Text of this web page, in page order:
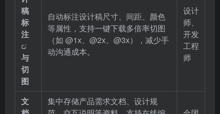
稿
标
注
与
切
图
自动标注设计稿尺寸、间距、颜色
等属性，支持一键下载多倍率切图
（如 @1x、@2x、@3x），减少手
动沟通成本。
设计
师、
开发
工程
师
文
集中存储产品需求文档、设计规